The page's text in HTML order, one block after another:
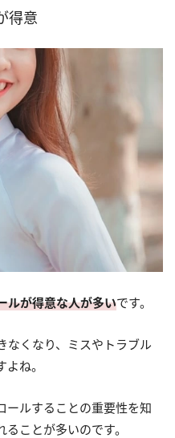
得意
ルが得意な人が多いです。
なくなり、ミスやトラブル
ね。
ールすることの重要性を知
ことが多いのです。